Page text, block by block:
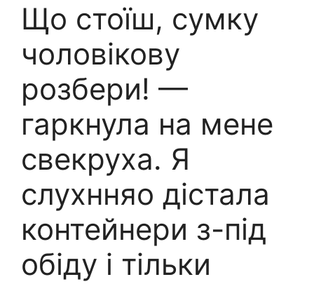
Що стоїш, сумку
чоловікову
розбери! —
гаркнула на мене
свекруха. Я
слухнняо дістала
контейнери з-під
обіду і тільки